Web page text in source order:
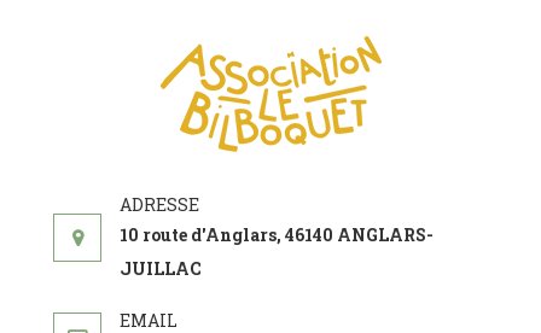
10 route d'Anglars, 46140 ANGLARS-
JUILLAC